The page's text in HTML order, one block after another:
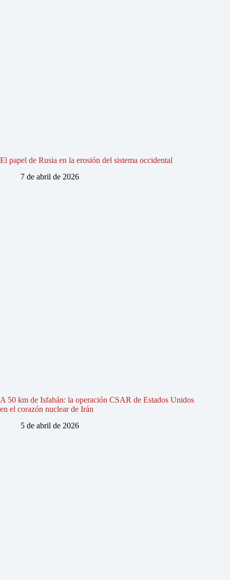
El papel de Rusia en la erosión del sistema occidental
7 de abril de 2026
A 50 km de Isfahán: la operación CSAR de Estados Unidos
en el corazón nuclear de Irán
5 de abril de 2026